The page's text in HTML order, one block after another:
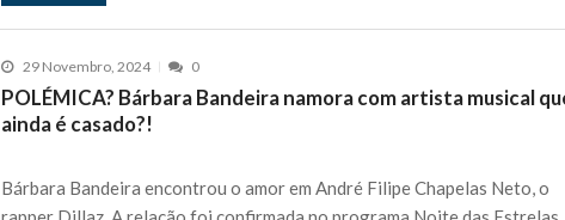
29 Novembro, 2024 0
POLÉMICA? Bárbara Bandeira namora com artista musical
ainda é casado?!
Bárbara Bandeira encontrou o amor em André Filipe Chapelas Neto, o